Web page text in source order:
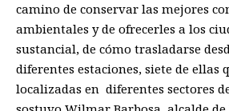
camino de conservar las mejores
ambientales y de ofrecerles a los
sustancial, de cómo trasladarse
diferentes estaciones, siete de ellas
localizadas en diferentes sectores